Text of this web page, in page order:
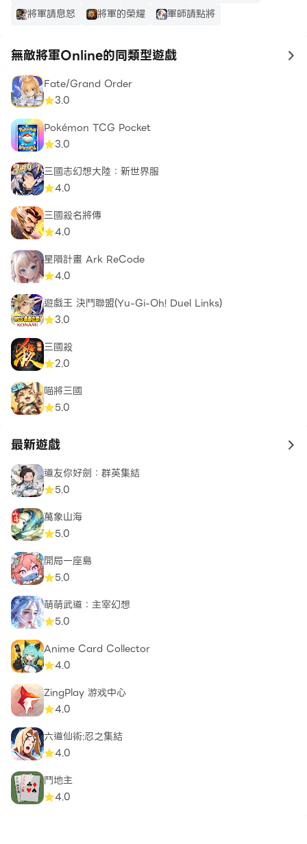
將軍請息怒
將軍的榮耀 軍師請點將
無敵將軍Online的同類型遊戲 to
Fate/Grand Order
3.0
Pokémon TCG Pocket
3.0
三國志幻想大陸：新世界服
4.0
三國殺名將傳
4.0
星隕計畫 Ark ReCode
4.0
遊戲王 決鬥聯盟(Yu-Gi-Oh! Duel Links)
3.0
三國殺
2.0
喵將三國
5.0
最新遊戲 to
道友你好劍：群英集結
5.0
萬象山海
5.0
開局一座島
5.0
萌萌武道：主宰幻想
5.0
Anime Card Collector
4.0
ZingPlay 游戏中心
4.0
六道仙術:忍之集結
4.0
鬥地主
4.0